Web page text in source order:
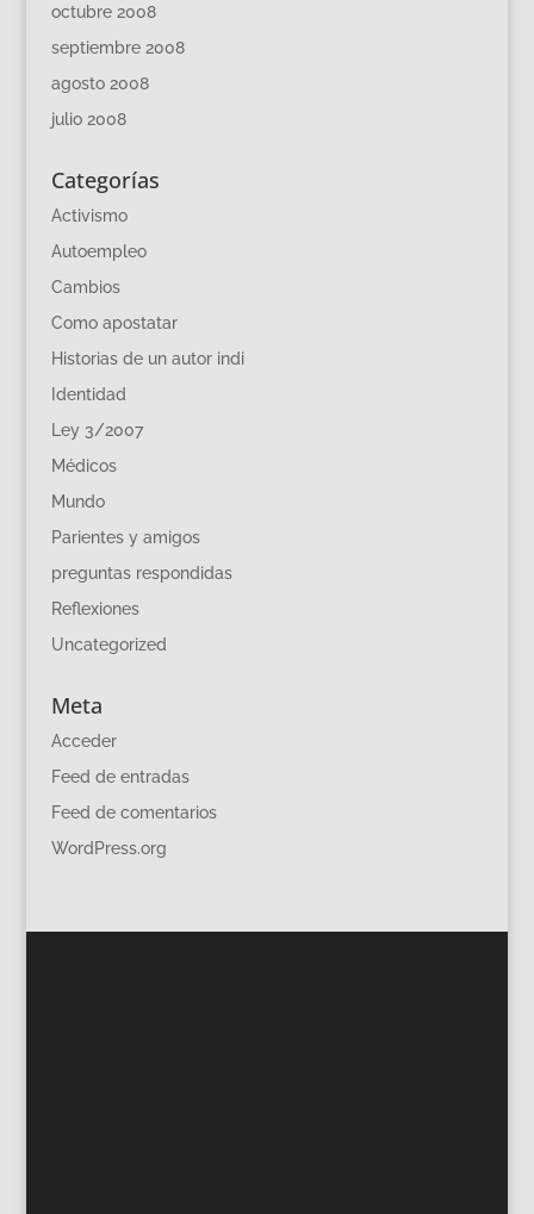
octubre 2008
septiembre 2008
agosto 2008
julio 2008
Categorías
Activismo
Autoempleo
Cambios
Como apostatar
Historias de un autor indi
Identidad
Ley 3/2007
Médicos
Mundo
Parientes y amigos
preguntas respondidas
Reflexiones
Uncategorized
Meta
Acceder
Feed de entradas
Feed de comentarios
WordPress.org